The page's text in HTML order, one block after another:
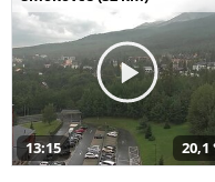
13:15 20,1